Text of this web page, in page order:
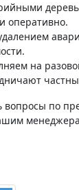
оперативно.
на
вопросы по